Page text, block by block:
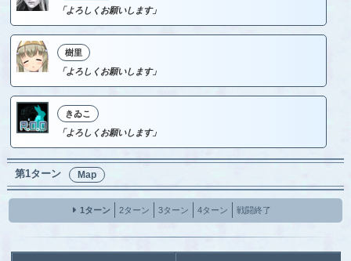
「よろしくお願いします」
樹里
「よろしくお願いします」
きゐこ
「よろしくお願いします」
第1ターン Map
1ターン 2ターン 3ターン 4ターン 戦闘終了